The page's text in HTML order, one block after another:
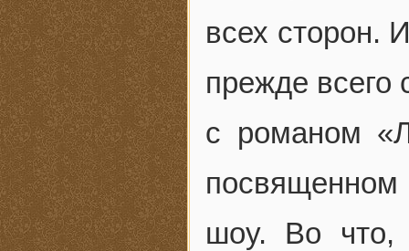
всех сторон.
прежде всего
с романом
посвященном
шоу. Во что,